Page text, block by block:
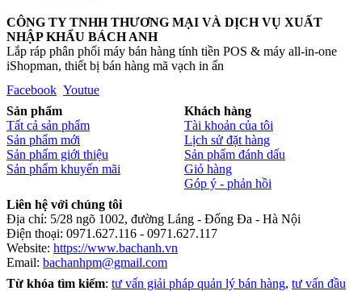
CÔNG TY TNHH THƯƠNG MẠI VÀ DỊCH VỤ XUẤT
NHẬP KHẨU BÁCH ANH
Lắp ráp phân phối máy bán hàng tính tiền POS & máy all-in-one
iShopman, thiết bị bán hàng mã vạch in ấn
Facebook Youtue
Sản phẩm
Tất cả sản phẩm
Sản phẩm mới
Sản phẩm giới thiệu
Sản phẩm khuyến mãi
Khách hàng
Tài khoản của tôi
Lịch sử đặt hàng
Sản phẩm đánh dấu
Giỏ hàng
Góp ý - phản hồi
Liên hệ với chúng tôi
Địa chỉ: 5/28 ngõ 1002, đường Láng - Đống Đa - Hà Nội
Điện thoại: 0971.627.116 - 0971.627.117
Website: https://www.bachanh.vn
Email: bachanhpm@gmail.com
Từ khóa tìm kiếm: tư vấn giải pháp quản lý bán hàng, tư vấn đầu